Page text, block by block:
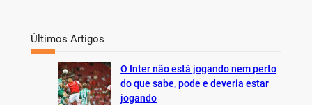
Últimos Artigos
O Inter não está jogando nem perto
do que sabe, pode e deveria estar
jogando